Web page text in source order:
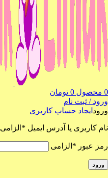
0 محصول 0 تومان
ورود / ثبت نام
ورود ایجاد حساب کاربری
نام کاربری یا آدرس ایمیل * الزامی
رمز عبور * الزامی
ورود